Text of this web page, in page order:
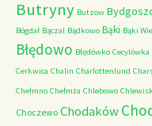
Butryny Butzow
Bógdał Bączal Bądkowo Bąki Bąki
Błędowo Błędówko Cecylówka
Cerkwica Chalin Charlottenlund
Chełmno Chełmża Chlebowo
Choczewo Chodaków